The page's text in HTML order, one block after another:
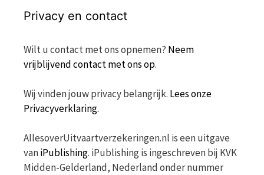
Privacy en contact
Wilt u contact met ons opnemen? Neem
vrijblijvend contact met ons op.
Wij vinden jouw privacy belangrijk. Lees onze
Privacyverklaring.
AllesoverUitvaartverzekeringen.nl is een uitgave
vaniPublishing. iPublishing is ingeschreven bij KVK
Midden-Gelderland, Nederland onder nummer